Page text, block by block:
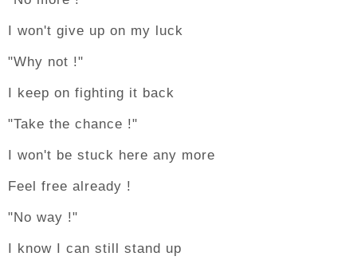
I won't give up on my luck
"Why not !"
I keep on fighting it back
"Take the chance !"
I won't be stuck here any more
Feel free already !
"No way !"
I know I can still stand up